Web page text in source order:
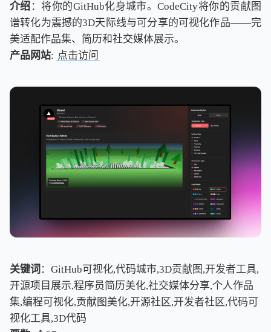
介绍 ：将你的GitHub化身城市。CodeCity将你的贡献图
谱转化为震撼的3D天际线与可分享的可视化作品——完
美适配作品集、简历和社交媒体展示。
产品网站: 点击访问
关键词 ：GitHub可视化,代码城市,3D贡献图,开发者工具,
开源项目展示,程序员简历美化,社交媒体分享,个人作品
集,编程可视化,贡献图美化,开源社区,开发者社区,代码可
视化工具,3D代码